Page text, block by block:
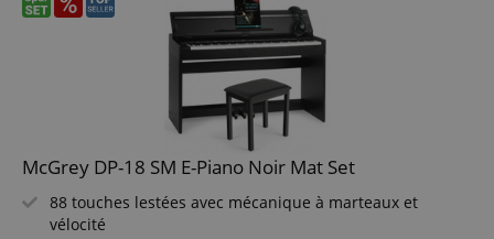
McGrey DP-18 SM E-Piano Noir Mat Set
88 touches lestées avec mécanique à marteaux et
vélocité